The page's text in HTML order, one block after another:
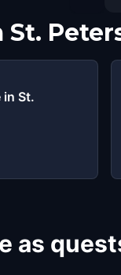
St.
in St.
as